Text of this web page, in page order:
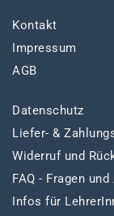
Kontakt
Impressum
AGB
Datenschutz
Liefer- &
Widerruf und
FAQ - Fragen
Infos für